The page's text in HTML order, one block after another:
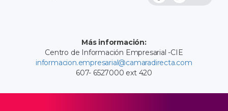
Más información:
Centro de Información Empresarial -CIE
informacion.empresarial@camaradirecta.com
607- 6527000 ext 420